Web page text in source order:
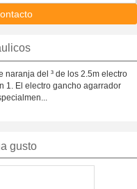
del ³ de los 2.5m electro
1. El electro gancho agarrador
gusto